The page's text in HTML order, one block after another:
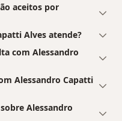
aceitos por
Alves atende?
com Alessandro
Alessandro Capatti
Alessandro